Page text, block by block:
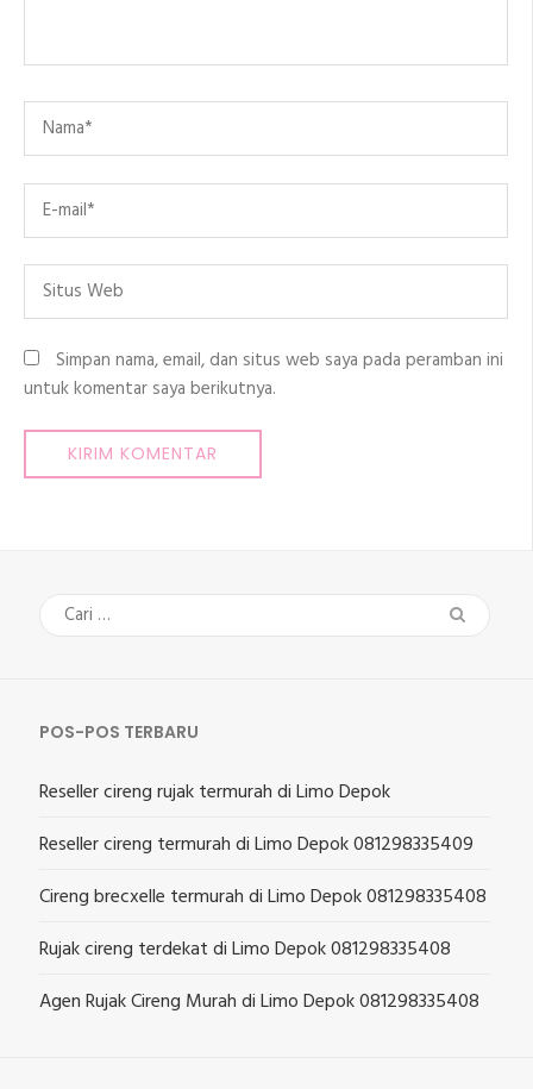
Name
Email
Situs
Web
Simpan nama, email, dan situs web saya pada peramban ini
untuk komentar saya berikutnya.
Cari
untuk:
POS-POS TERBARU
Reseller cireng rujak termurah di Limo Depok
Reseller cireng termurah di Limo Depok 081298335409
Cireng brecxelle termurah di Limo Depok 081298335408
Rujak cireng terdekat di Limo Depok 081298335408
Agen Rujak Cireng Murah di Limo Depok 081298335408